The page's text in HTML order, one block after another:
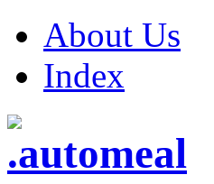
About Us
Index